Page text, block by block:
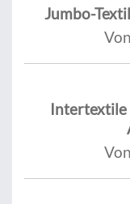
Jumbo-
Intertextile